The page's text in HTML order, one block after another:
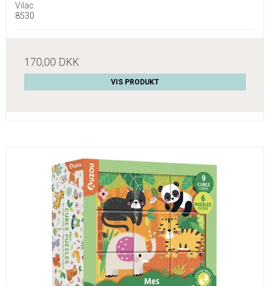
Vilac
8530
170,00 DKK
VIS PRODUKT